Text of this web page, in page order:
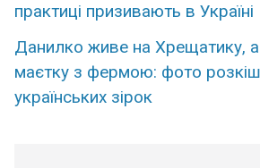
практиці призивають в Україні
Данилко живе на Хрещатику,
маєтку з фермою: фото
українських зірок